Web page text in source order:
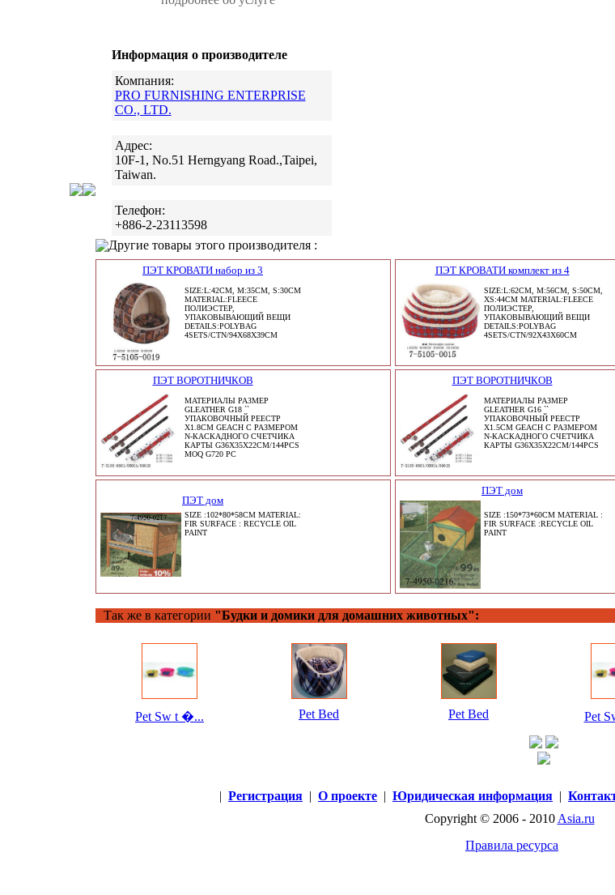
Информация о производителе
Компания:
PRO FURNISHING ENTERPRISE
CO., LTD.
Адрес:
10F-1, No.51 Herngyang Road.,Taipei,
Taiwan.
Телефон:
+886-2-23113598
Другие товары этого производителя :
ПЭТ КРОВАТИ набор из 3
SIZE:L:42CM, M:35CM, S:30CM
MATERIAL:FLEECE
ПОЛИЭСТЕР,
УПАКОВЫВАЮЩИЙ ВЕЩИ
DETAILS:POLYBAG
4SETS/CTN/94X68X39CM
ПЭТ КРОВАТИ комплект из 4
SIZE:L:62CM, M:56CM, S:50CM,
XS:44CM MATERIAL:FLEECE
ПОЛИЭСТЕР,
УПАКОВЫВАЮЩИЙ ВЕЩИ
DETAILS:POLYBAG
4SETS/CTN/92X43X60CM
ПЭТ ВОРОТНИЧКОВ
МАТЕРИАЛЫ РАЗМЕР
GLEATHER G18 ``
УПАКОВОЧНЫЙ РЕЕСТР
X1.8CM GEACH С РАЗМЕРОМ
N-КАСКАДНОГО СЧЕТЧИКА
КАРТЫ G36X35X22CM/144PCS
MOQ G720 PC
ПЭТ ВОРОТНИЧКОВ
МАТЕРИАЛЫ РАЗМЕР
GLEATHER G16 ``
УПАКОВОЧНЫЙ РЕЕСТР
X1.5CM GEACH С РАЗМЕРОМ
N-КАСКАДНОГО СЧЕТЧИКА
КАРТЫ G36X35X22CM/144PCS
ПЭТ дом
SIZE :102*80*58CM MATERIAL:
FIR SURFACE : RECYCLE OIL
PAINT
ПЭТ дом
SIZE :150*73*60CM MATERIAL :
FIR SURFACE :RECYCLE OIL
PAINT
Так же в категории "Будки и домики для домашних животных":
Pet Sw t �... Pet Bed Pet Bed Pet
| Регистрация | О проекте | Юридическая информация |
Copyright © 2006 - 2010 Asia.ru
Правила ресурса